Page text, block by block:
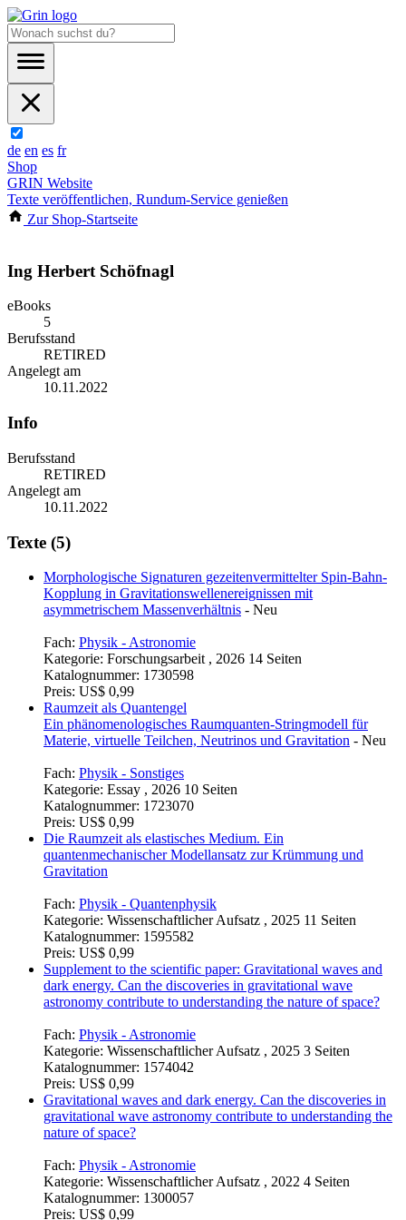
de en es fr
Shop
GRIN Website
Texte veröffentlichen, Rundum-Service genießen
Zur Shop-Startseite
Ing Herbert Schöfnagl
eBooks
5
Berufsstand
RETIRED
Angelegt am
10.11.2022
Info
Berufsstand
RETIRED
Angelegt am
10.11.2022
Texte (5)
Morphologische Signaturen gezeitenvermittelter Spin-Bahn-
Kopplung in Gravitationswellenereignissen mit
asymmetrischem Massenverhältnis - Neu
Fach:Physik - Astronomie
Kategorie: Forschungsarbeit , 2026 14 Seiten
Katalognummer:1730598
Preis:US$ 0,99
Raumzeit als Quantengel
Materie, virtuelle Teilchen, Neutrinos und Gravitation
Fach:Physik - Sonstiges
Kategorie: Essay , 2026 10 Seiten
Katalognummer: 1723070
Preis:US$ 0,99
Die Raumzeit als elastisches Medium. Ein
Gravitation
Fach:Physik - Quantenphysik
Kategorie:Wissenschaftlicher Aufsatz , 2025 11 Seiten
Katalognummer:1595582
Supplement to the scientific paper: Gravitational waves and
dark energy. Can the discoveries in gravitational wave
astronomy contribute to understanding the nature of space?
Kategorie:Wissenschaftlicher Aufsatz , 2025 3 Seiten
Katalognummer:1574042
Preis:US$ 0,99
Gravitational waves and dark energy. Can the discoveries in